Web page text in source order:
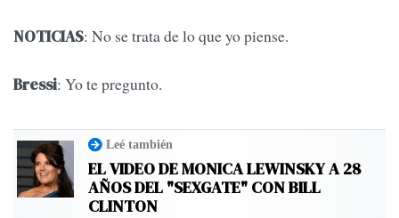
NOTICIAS: No se trata de lo que yo piense.
Bressi: Yo te pregunto.
Leé también
EL VIDEO DE MONICA LEWINSKY A 28
AÑOS DEL "SEXGATE" CON BILL
CLINTON